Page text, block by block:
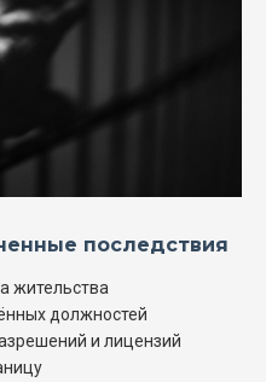
последствия
жительства
должностей
и лицензий